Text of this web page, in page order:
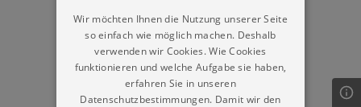
Wir möchten Ihnen die Nutzung unserer Seite
so einfach wie möglich machen. Deshalb
verwenden wir Cookies. Wie Cookies
funktionieren und welche Aufgabe sie haben,
erfahren Sie in unseren
Datenschutzbestimmungen. Damit wir den